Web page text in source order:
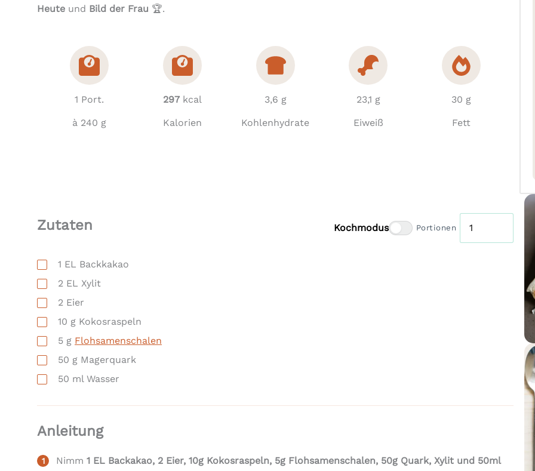
Heute und Bild der Frau 🏆.
1 Port.
à 240 g
297 kcal
Kalorien
3,6 g
Kohlenhydrate
23,1 g
Eiweiß
30 g
Fett
Zutaten Kochmodus Portionen
1 EL Backkakao
2 EL Xylit
2 Eier
10 g Kokosraspeln
5 g Flohsamenschalen
50 g Magerquark
50 ml Wasser
Anleitung
Nimm 1 EL Backakao, 2 Eier, 10g Kokosraspeln, 5g Flohsamenschalen, 50g Quark, Xylit und 50ml